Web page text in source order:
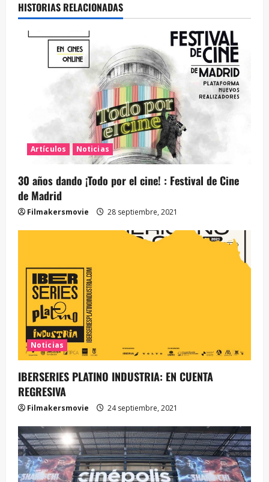
HISTORIAS RELACIONADAS
Artículos Noticias
30 años dando ¡Todo por el cine! : Festival de Cine
de Madrid
Filmakersmovie 28 septiembre, 2021
Noticias
IBERSERIES PLATINO INDUSTRIA: EN CUENTA
REGRESIVA
Filmakersmovie 24 septiembre, 2021